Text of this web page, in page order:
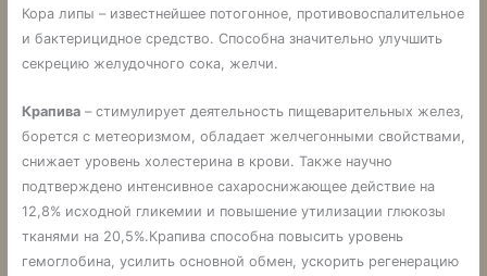
Кора липы – известнейшее потогонное, противовоспалительное
и бактерицидное средство. Способна значительно улучшить
секрецию желудочного сока, желчи.
Крапива– стимулирует деятельность пищеварительных желез,
борется с метеоризмом, обладает желчегонными свойствами,
снижает уровень холестерина в крови. Также научно
подтверждено интенсивное сахароснижающее действие на
12,8% исходной гликемии и повышение утилизации глюкозы
тканями на 20,5%.Крапива способна повысить уровень
гемоглобина, усилить основной обмен, ускорить регенерацию